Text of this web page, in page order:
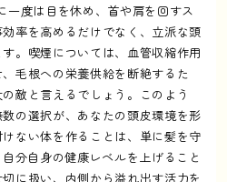
一度は目を休め、首や肩を回すス
率を高めるだけでなく、立派な頭
。喫煙については、血管収縮作用
毛根への栄養供給を断絶するた
敵と言えるでしょう。このよう
の選択が、あなたの頭皮環境を形
ない体を作ることは、単に髪を守
分自身の健康レベルを上げること
に扱い、内側から溢れ出す活力を